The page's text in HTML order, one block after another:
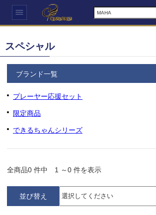
スペシャル
ブランド一覧
プレーヤー応援セット
限定商品
できるちゃんシリーズ
全商品0 件中 1 ～0 件を表示
並び替え